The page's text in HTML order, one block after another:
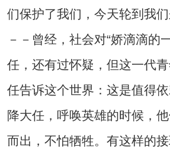
们保护了我们，今天轮到我们
－－曾经，社会对“娇滴滴的
任，还有过怀疑，但这一代
任告诉这个世界：这是值得
降大任，呼唤英雄的时候，
而出，不怕牺牲。有这样的